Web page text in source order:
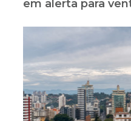
em alerta para